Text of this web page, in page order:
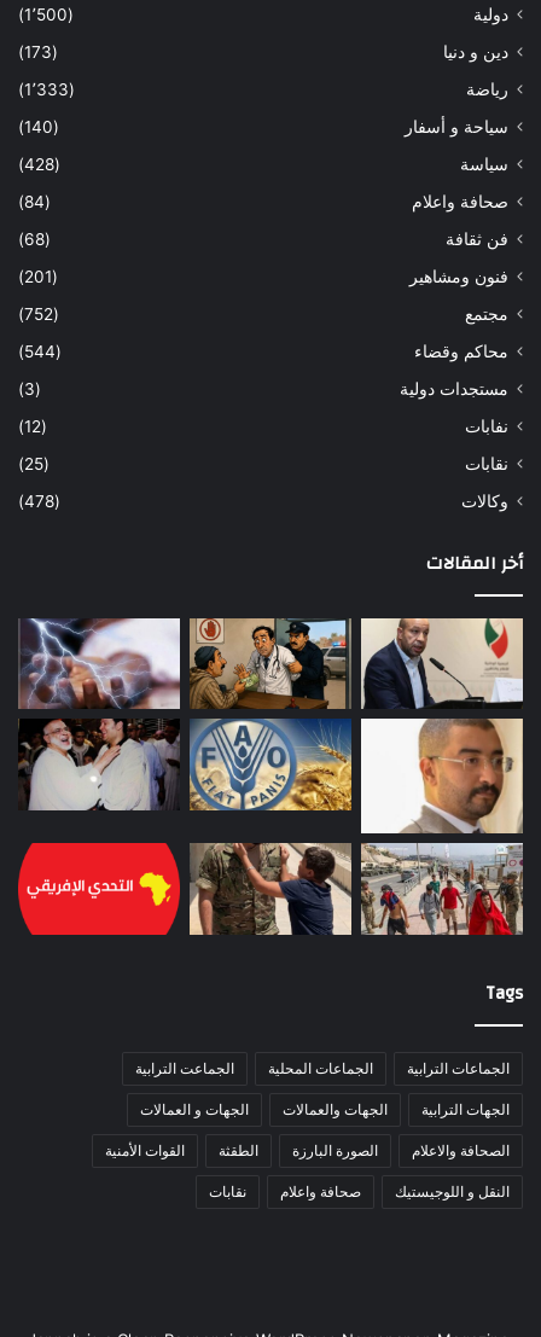
دولية
(1٬500)
دين و دنيا
(173)
رياضة
(1٬333)
سياحة و أسفار
(140)
سياسة
(428)
صحافة واعلام
(84)
فن ثقافة
(68)
فنون ومشاهير
(201)
مجتمع
(752)
محاكم وقضاء
(544)
مستجدات دولية
(3)
نفابات
(12)
نقابات
(25)
وكالات
(478)
أخر المقالات
Tags
الجماعات الترابية الجماعات المحلية الجماعت الترابية
الجهات الترابية الجهات والعمالات الجهات و العمالات
الصحافة والاعلام الصورة البارزة الطقثة القوات الأمنية
النقل و اللوجيستيك صحافة واعلام نقابات